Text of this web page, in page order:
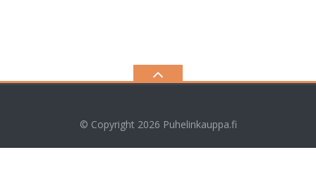
© Copyright 2026 Puhelinkauppa.fi